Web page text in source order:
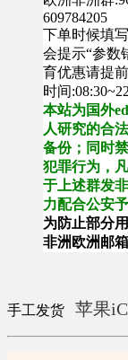
609784205
下单时候填
会提示“参数
育优惠请提
时间
本站为国外
人研究的合
备份；同时
犯罪行为，
于上述群发
力配合公安
为防止部分
非洲欧洲邮
手工发货 苹果